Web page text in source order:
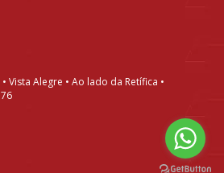
Vista Alegre • Ao lado da Retífica •